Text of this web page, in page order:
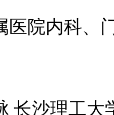
医院内科、
长沙理工